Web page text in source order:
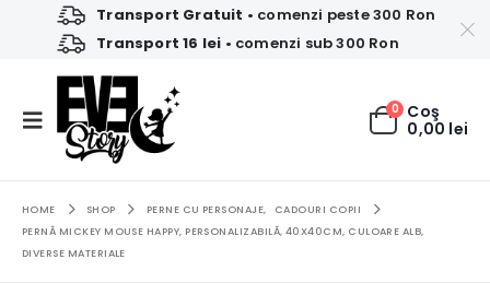
Transport Gratuit • comenzi peste 300 Ron
Transport 16 lei • comenzi sub 300 Ron
0 Coş
0,00 lei
HOME SHOP PERNE CU PERSONAJE,
CADOURI COPII
PERNĂ MICKEY MOUSE HAPPY, PERSONALIZABILĂ, 40X40CM, CULOARE ALB,
DIVERSE MATERIALE